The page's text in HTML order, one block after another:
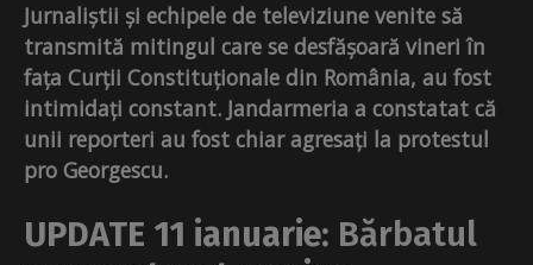
Jurnaliștii și echipele de televiziune venite să
transmită mitingul care se desfășoară vineri în
fața Curții Constituționale din România, au fost
intimidați constant. Jandarmeria a constatat că
unii reporteri au fost chiar agresați la protestul
pro Georgescu.
UPDATE 11 ianuarie: Bărbatul